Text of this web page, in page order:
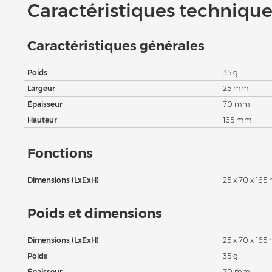
Caractéristiques
Caractéristiques générales
Poids
35 g
Largeur
25 mm
Épaisseur
70 mm
Hauteur
165 mm
Fonctions
Dimensions (LxExH) 25 x 70 x 165
Poids et dimensions
Dimensions (LxExH)
25 x 70 x 165
Poids
35 g